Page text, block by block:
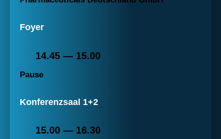
Foyer
14.45 — 15.00
Pause
Konferenzsaal 1+2
15.00 — 16.30